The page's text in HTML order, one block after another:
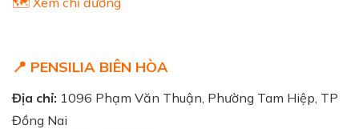
📍 PENSILIA BIÊN HÒA
Địa chỉ: 1096 Phạm Văn Thuận, Phường Tam Hiệp, TP
Đồng Nai